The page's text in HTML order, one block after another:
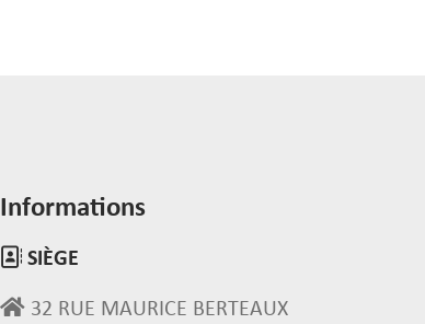
Informations
SIÈGE
32 RUE MAURICE BERTEAUX